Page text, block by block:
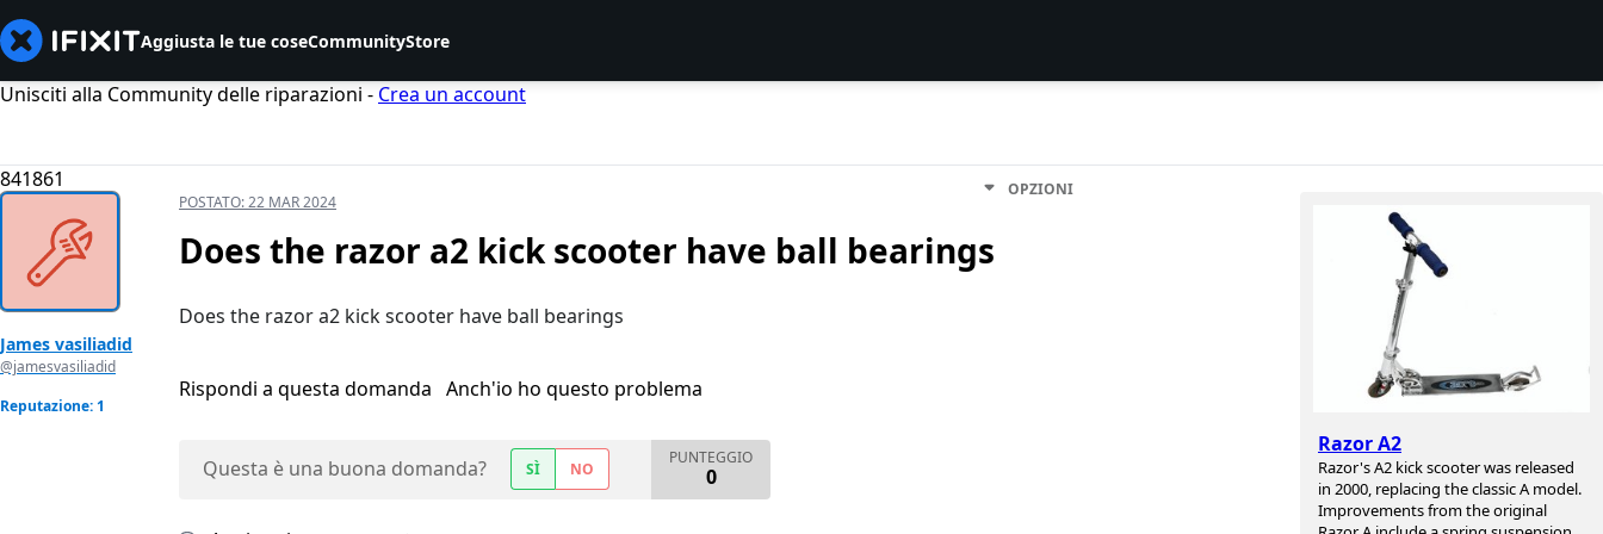
Aggiusta le tue coseCommunityStore
Unisciti alla Community delle riparazioni - Crea un account
841861
Razor A2
Razor's A2 kick scooter was released
in 2000, replacing the classic A model.
Improvements from the original
James vasiliadid
@jamesvasiliadid
Reputazione: 1
POSTATO:22 MAR 2024
OPZIONI
Does the razor a2 kick scooter have ball bearings
Does the razor a2 kick scooter have ball bearings
Rispondi a questa domanda Anch'io ho questo problema
Questa è una buona domanda? SÌ NO
PUNTEGGIO
0